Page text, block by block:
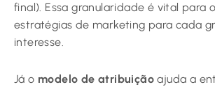
final). Essa granularidade é vital para
estratégias de marketing para cada
interesse.
Já o modelo de atribuição ajuda a